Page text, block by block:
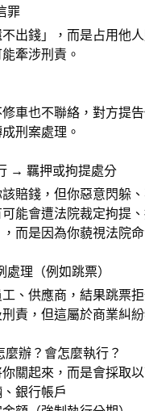
罪
出錢」，而是占用他
牽涉刑責。
車也不聯絡，對方提
刑案處理。
→ 羈押或拘提處分
賠錢，但你惡意閃躲、
能會遭法院裁定拘提
而是因為你藐視法院命
處理（例如跳票）
、供應商，結果跳票
責，但這屬於商業糾紛
辦？會怎麼執行？
關起來，而是會採取以
銀行帳戶